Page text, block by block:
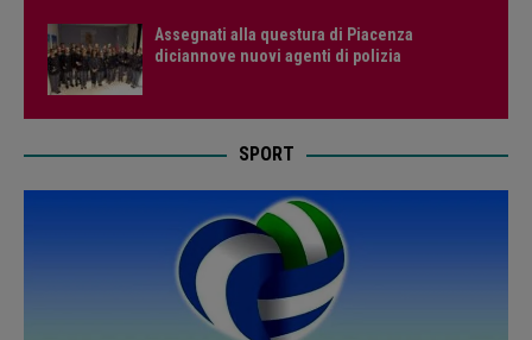
Assegnati alla questura di Piacenza
diciannove nuovi agenti di polizia
SPORT